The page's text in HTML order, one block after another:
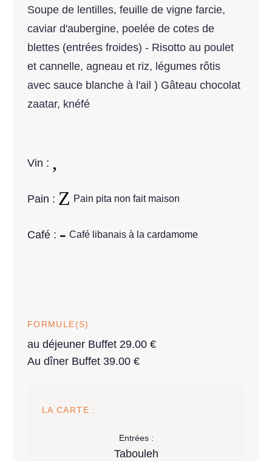
Soupe de lentilles, feuille de vigne farcie,
caviar d'aubergine, poelée de cotes de
blettes (entrées froides) - Risotto au poulet
et cannelle, agneau et riz, légumes rôtis
avec sauce blanche à l'ail ) Gâteau chocolat
zaatar, knéfé
Vin :
Pain : Pain pita non fait maison
Café : Café libanais à la cardamome
FORMULE(S)
au déjeuner Buffet 29.00 €
Au dîner Buffet 39.00 €
LA CARTE :
Entrées :
Tabouleh